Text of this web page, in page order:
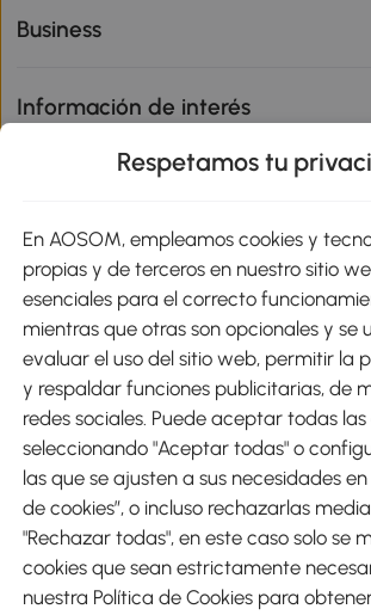
Business
Información de interés
Métodos de Pago
Envíos
Descargar Aosom App
Google Play
Respetamos tu
En AOSOM, empleamos cookies y
propias y de terceros en nuestro sitio
esenciales para el correcto
mientras que otras son opcionales y se
evaluar el uso del sitio web, permitir la
y respaldar funciones publicitarias, de
redes sociales. Puede aceptar todas las
seleccionando "Aceptar todas" o
las que se ajusten a sus necesidades
de cookies”, o incluso rechazarlas
"Rechazar todas", en este caso solo se
cookies que sean estrictamente
nuestra Política de Cookies para